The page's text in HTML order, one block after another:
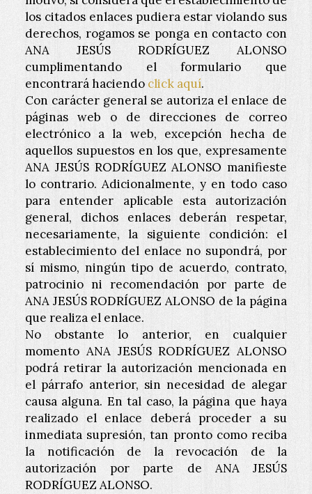
los citados enlaces pudiera estar violando sus
derechos, rogamos se ponga en contacto con
ANA JESÚS RODRÍGUEZ ALONSO
cumplimentando el formulario que
encontrará haciendo click aquí.
Con carácter general se autoriza el enlace de
páginas web o de direcciones de correo
electrónico a la web, excepción hecha de
aquellos supuestos en los que, expresamente
ANA JESÚS RODRÍGUEZ ALONSO manifieste
lo contrario. Adicionalmente, y en todo caso
para entender aplicable esta autorización
general, dichos enlaces deberán respetar,
necesariamente, la siguiente condición: el
establecimiento del enlace no supondrá, por
sí mismo, ningún tipo de acuerdo, contrato,
patrocinio ni recomendación por parte de
ANA JESÚS RODRÍGUEZ ALONSO de la página
que realiza el enlace.
No obstante lo anterior, en cualquier
momento ANA JESÚS RODRÍGUEZ ALONSO
podrá retirar la autorización mencionada en
el párrafo anterior, sin necesidad de alegar
causa alguna. En tal caso, la página que haya
realizado el enlace deberá proceder a su
inmediata supresión, tan pronto como reciba
la notificación de la revocación de la
autorización por parte de ANA JESÚS
RODRÍGUEZ ALONSO.